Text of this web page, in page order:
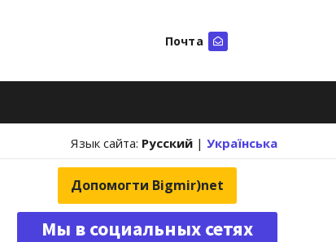
Почта
Язык сайта: Русский | Українська
Допомогти Bigmir)net
Мы в социальных сетях